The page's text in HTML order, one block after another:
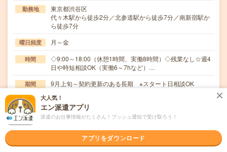
勤務地
東京都渋谷区
代々木駅から徒歩2分／北参道駅から徒歩7分／南新宿駅か
ら徒歩7分
曜日頻度 月～金
時間
◇9:00～18:00（休憩1時間、実働8時間）◇残業なし☆週4
日や時短相談OK（実働6～7hなど）…
期間 9月上旬～契約更新のある長期 ※スタート日相談OK
時給 時給1950円 月収例:約32.7万円（1950円×8h×21日）
交通費
≪コツコツ経理事務！語学スキルは不要！≫▼請求書発
大人気！
エン派遣アプリ
派遣のお仕事情報がたくさん！プッシュ通知で受け取ろう！
アプリをダウンロード